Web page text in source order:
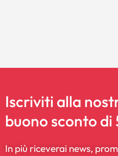
Iscriviti alla
buono sconto
In più riceverai news,